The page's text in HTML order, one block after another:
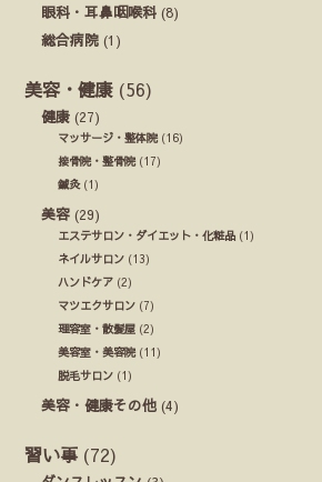
眼科・耳鼻咽喉科 (8)
総合病院 (1)
美容・健康 (56)
健康 (27)
マッサージ・整体院(16)
接骨院・整骨院(17)
鍼灸(1)
美容 (29)
エステサロン・ダイエット・化粧品 (1)
ネイルサロン (13)
ハンドケア (2)
マツエクサロン (7)
理容室・散髪屋 (2)
美容室・美容院(11)
脱毛サロン (1)
美容・健康その他 (4)
習い事 (72)